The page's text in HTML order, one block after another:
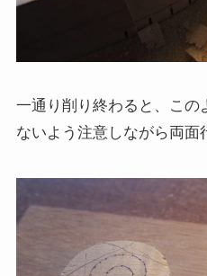
一通り削り終わると、この
ないよう注意しながら両面